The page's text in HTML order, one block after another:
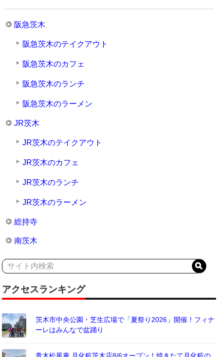
阪急茨木
阪急茨木のテイクアウト
阪急茨木のカフェ
阪急茨木のランチ
阪急茨木のラーメン
JR茨木
JR茨木のテイクアウト
JR茨木のカフェ
JR茨木のランチ
JR茨木のラーメン
総持寺
南茨木
アクセスランキング
茨木市中央公園・芝生広場で「夏祭り2026」開催！フィナ
ーレはみんなで盆踊り
青木松風庵 月化粧茨木店8/6オープン！焼きたて月化粧の